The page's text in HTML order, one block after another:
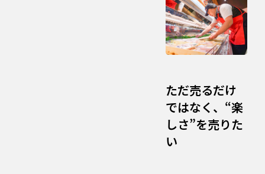
ただ売るだけ
ではなく、“楽
しさ”を売りた
い